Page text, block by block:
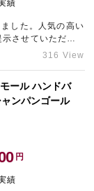
績
した。人気の高い
させていただき
込みいただけたた
316 View
ール ハンドバ
ンパンゴール
円
績